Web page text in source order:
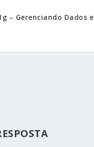
– Gerenciando Dados e